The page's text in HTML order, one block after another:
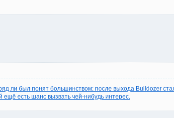
ли был понят большинством: после выхода Bulldozer
есть шанс вызвать чей-нибудь интерес.